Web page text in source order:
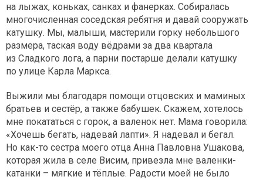
на лыжах, коньках, санках и фанерках. Собиралась
многочисленная соседская ребятня и давай сооружать
катушку. Мы, малыши, мастерили горку небольшого
размера, таская воду вёдрами за два квартала
из Сладкого лога, а парни постарше делали катушку
по улице Карла Маркса.
Выжили мы благодаря помощи отцовских и маминых
братьев и сестёр, а также бабушек. Скажем, хотелось
мне покататься с горок, а валенок нет. Мама говорила:
«Хочешь бегать, надевай лапти». Я надевал и бегал.
Но как-то сестра моего отца Анна Павловна Ушакова,
которая жила в селе Висим, привезла мне валенки-
катанки – мягкие и тёплые. Радости моей не было